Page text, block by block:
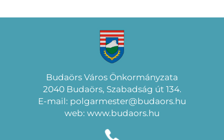
Budaörs Város Önkormányzata
2040 Budaörs, Szabadság út 134.
E-mail: polgarmester@budaors.hu
web: www.budaors.hu